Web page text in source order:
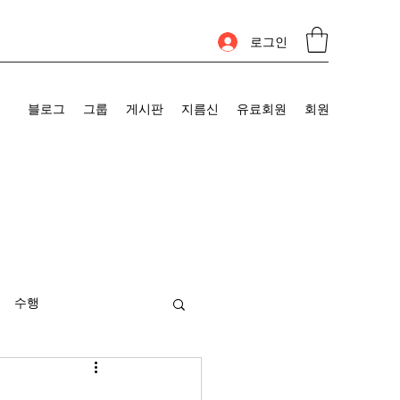
로그인
블로그 그룹 게시판 지름신 유료회원 회원
수행